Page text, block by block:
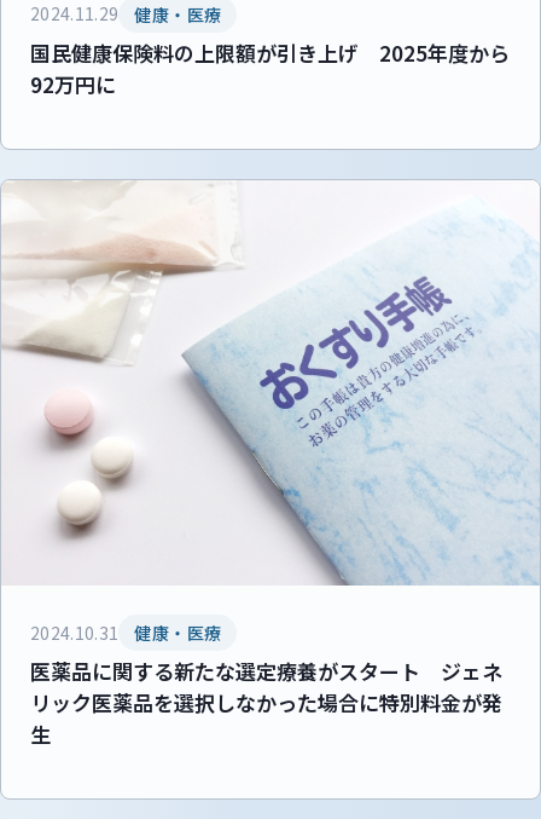
2024.11.29 健康・医療
国民健康保険料の上限額が引き上げ 2025年度から
92万円に
2024.10.31 健康・医療
医薬品に関する新たな選定療養がスタート ジェネ
リック医薬品を選択しなかった場合に特別料金が発
生